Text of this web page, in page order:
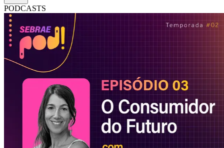
PODCASTS
#T02EP03: Consumidor do
Futuro &#8211; Ligia Barros
16.08.2022
Copiar Link
WhatsApp
Ouça aqui